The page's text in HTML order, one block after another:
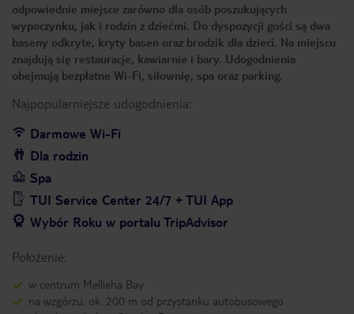
odpowiednie miejsce zarówno dla osób poszukujących
wypoczynku, jak i rodzin z dziećmi. Do dyspozycji gości są dwa
baseny odkryte, kryty basen oraz brodzik dla dzieci. Na miejscu
znajdują się restauracje, kawiarnie i bary. Udogodnienia
obejmują bezpłatne Wi-Fi, siłownię, spa oraz parking.
Najpopularniejsze udogodnienia:
Darmowe Wi-Fi
Dla rodzin
Spa
TUI Service Center 24/7 + TUI App
Wybór Roku w portalu TripAdvisor
Położenie:
w centrum Mellieha Bay
na wzgórzu, ok. 200 m od przystanku autobusowego